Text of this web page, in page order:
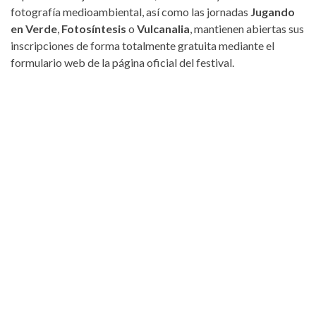
fotografía medioambiental, así como las jornadas Jugando
en Verde, Fotosíntesis o Vulcanalia, mantienen abiertas sus
inscripciones de forma totalmente gratuita mediante el
formulario web de la página oficial del festival.